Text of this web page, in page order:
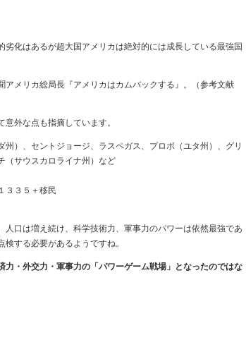
化はあるが超大国アメリカは絶対的には成長している最強国
メリカ総局長『アメリカはカムバックする』。（参考文献
外な点も指摘しています。
）、セントジョージ、ラスペガス、プロボ（ユタ州）、グリ
（サウスカロライナ州）など
３３５＋移民
口は増え続け、科学技術力、軍事力のパワーは依然最強であ
する必要があるようですね。
・外交力・軍事力の「パワーゲーム戦場」となったのではな